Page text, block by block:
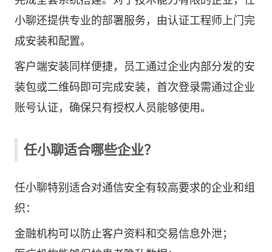
小聊还提供专业的部署服务，由认证工程师上门完
成安装和配置。
客户端安装同样便捷，员工通过企业内部分发的安
装包或二维码即可完成安装，首次登录需通过企业
账号认证，确保只有授权人员能够使用。
任小聊适合哪些企业？
任小聊特别适合对通信安全有较高要求的企业和组
织：
金融机构可以防止客户资料和交易信息外泄；